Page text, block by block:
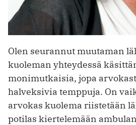
Olen seurannut muutaman
kuoleman yhteydessä
monimutkaisia, jopa
halveksivia temppuja. On
arvokas kuolema riistetään
potilas kiertelemään